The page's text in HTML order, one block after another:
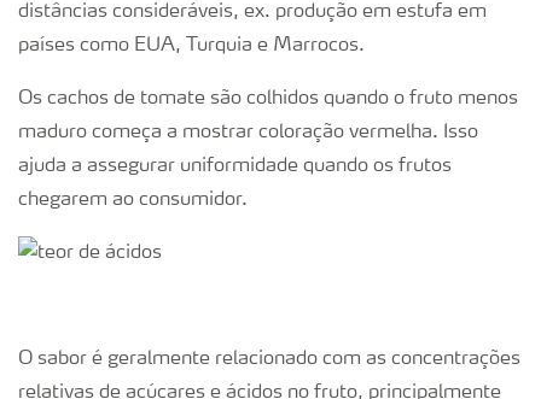
distâncias consideráveis, ex. produção em estufa em
países como EUA, Turquia e Marrocos.
Os cachos de tomate são colhidos quando o fruto menos
maduro começa a mostrar coloração vermelha. Isso
ajuda a assegurar uniformidade quando os frutos
chegarem ao consumidor.
O sabor é geralmente relacionado com as concentrações
relativas de açúcares e ácidos no fruto, principalmente